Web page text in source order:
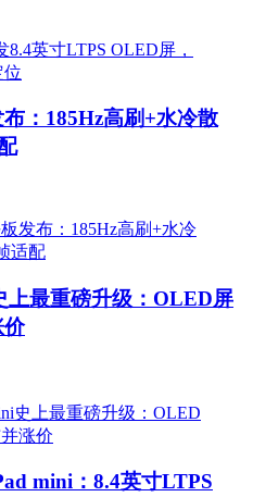
：185Hz高刷+水冷散
上最重磅升级：OLED屏
价
mini：8.4英寸LTPS